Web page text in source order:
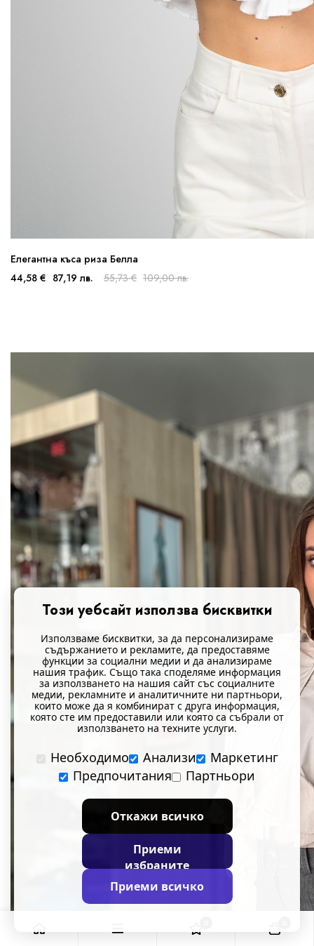
Елегантна къса риза Белла
44,58 € 87,19 лв. 55,73 € 109,00 лв.
Този уебсайт използва бисквитки
Използваме бисквитки, за да персонализираме
съдържанието и рекламите, да предоставяме
функции за социални медии и да анализираме
нашия трафик. Също така споделяме информация
за използването на нашия сайт със социалните
медии, рекламните и аналитичните ни партньори,
които може да я комбинират с друга информация,
която сте им предоставили или която са събрали от
използването на техните услуги.
Необходимо Анализи
Маркетинг
Предпочитания
Партньори
Откажи всичко
Приеми
избраните
Приеми всичко